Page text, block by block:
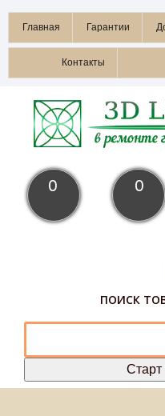
Главная Гарантии
Контакты
0 0
ПОИСК